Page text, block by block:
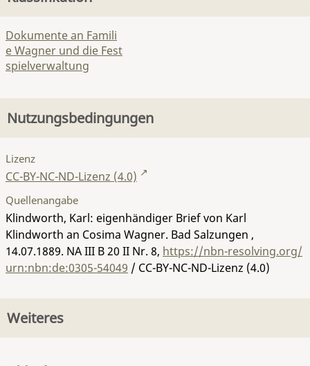
Dokumente an Famili
e Wagner und die Fest
spielverwaltung
Nutzungsbedingungen
Lizenz
CC-BY-NC-ND-Lizenz (4.0)
Quellenangabe
Klindworth, Karl: eigenhändiger Brief von Karl
Klindworth an Cosima Wagner. Bad Salzungen ,
14.07.1889. NA III B 20 II Nr. 8, https://nbn-resolving.org/
urn:nbn:de:0305-54049 / CC-BY-NC-ND-Lizenz (4.0)
Weiteres